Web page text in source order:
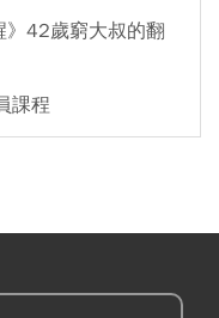
》42歲窮大叔的翻
課程